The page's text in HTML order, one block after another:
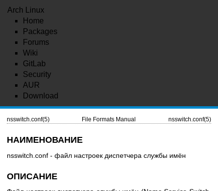
Arch Linux
Home
Packages
Forums
Wiki
GitLab
Security
AUR
Download
nsswitch.conf(5) File Formats Manual nsswitch.conf(5)
НАИМЕНОВАНИЕ
nsswitch.conf - файл настроек диспетчера службы имён
ОПИСАНИЕ